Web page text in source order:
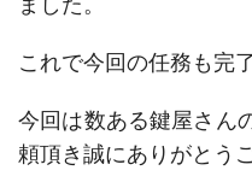
ました。
これで今回の任務も完
今回は数ある鍵屋さん
頼頂き誠にありがとう